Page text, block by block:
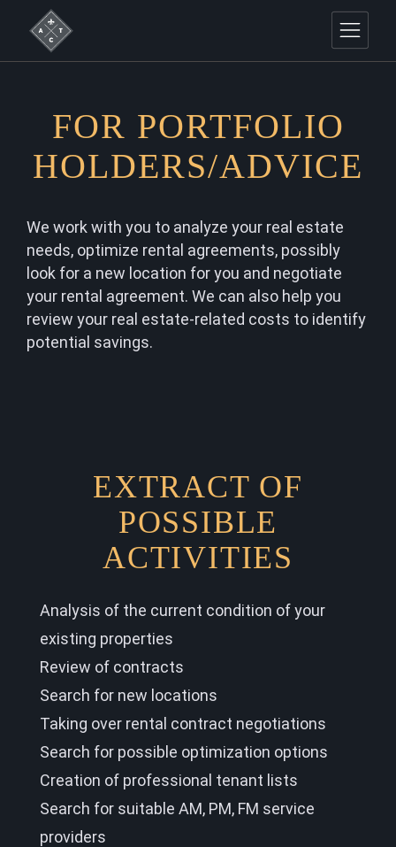
FOR PORTFOLIO
HOLDERS/ADVICE
We work with you to analyze your real estate
needs, optimize rental agreements, possibly
look for a new location for you and negotiate
your rental agreement. We can also help you
review your real estate-related costs to identify
potential savings.
EXTRACT OF
POSSIBLE
ACTIVITIES
Analysis of the current condition of your
existing properties
Review of contracts
Search for new locations
Taking over rental contract negotiations
Search for possible optimization options
Creation of professional tenant lists
Search for suitable AM, PM, FM service
providers